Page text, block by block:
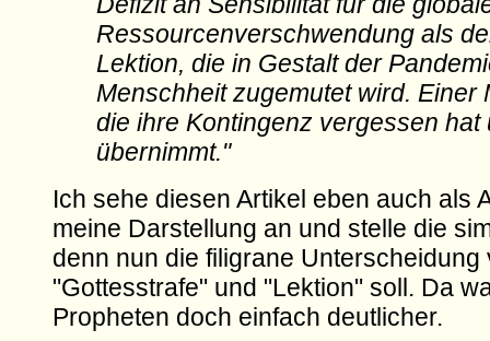
Ressourcenverschwendung als
Lektion, die in Gestalt der
Menschheit zugemutet wird. Einer
die ihre Kontingenz vergessen hat
übernimmt."
Ich sehe diesen Artikel eben auch als
meine Darstellung an und stelle die
denn nun die filigrane Unterscheidung
"Gottesstrafe" und "Lektion" soll. Da
Propheten doch einfach deutlicher.